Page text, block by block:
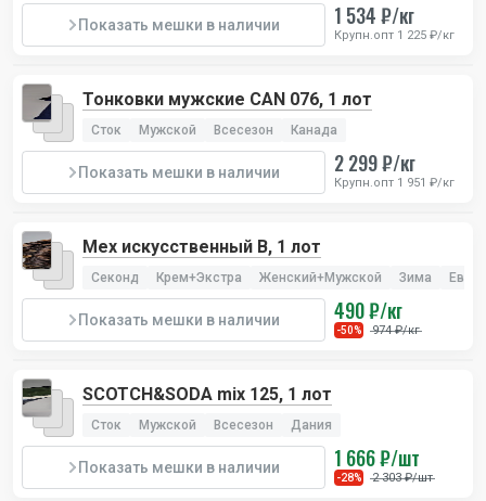
Показать мешки в наличии 1 534 ₽/кг
Крупн.опт 1 225 ₽/кг
Тонковки мужские CAN 076, 1 лот
Сток Мужской Всесезон Канада
Показать мешки в наличии 2 299 ₽/кг
Крупн.опт 1 951 ₽/кг
Мех искусственный В, 1 лот
Секонд Крем+Экстра Женский+Мужской Зима
Показать мешки в наличии 490 ₽/кг
-50% 974 ₽/кг
SCOTCH&SODA mix 125, 1 лот
Сток Мужской Всесезон Дания
Показать мешки в наличии 1 666 ₽/шт
-28% 2 303 ₽/шт